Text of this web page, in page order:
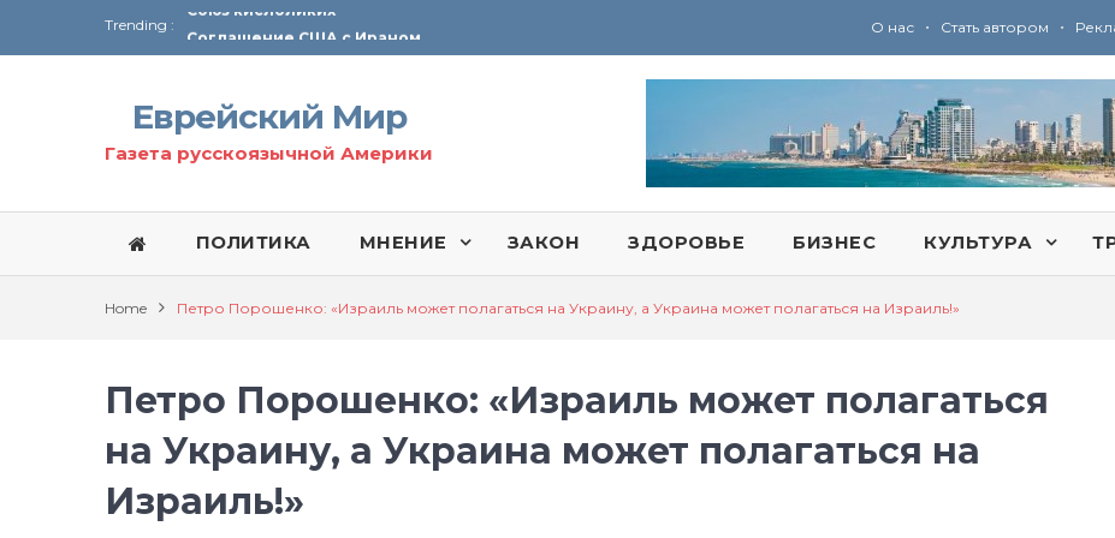
Trending :
Технология Революции в Иране
Ю
ридические услуги адвокатской коллегии «Эли Гервиц»: полное сопровождение на всех этапах
От Ирана до Ливана и Газы
О нас • Стать автором •
Еврейский Мир
Газета русскоязычной Америки
ПОЛИТИКА МНЕНИЕ ЗАКОН ЗДОРОВЬЕ БИЗНЕС КУЛЬТУРА
Home Петро Порошенко: «Израиль может полагаться на Украину, а Украина может полагаться на Израиль!»
Петро Порошенко: «Израиль может полагаться
на Украину, а Украина может полагаться на
Израиль!»